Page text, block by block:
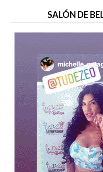
SALÓN DE